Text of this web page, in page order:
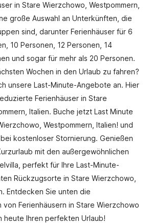
in Stare Wierzchowo, Westpommern,
große Auswahl an Unterkünften, die
sind, darunter Ferienhäuser für 6
10 Personen, 12 Personen, 14
und sogar für mehr als 20 Personen.
Wochen in den Urlaub zu fahren?
unsere Last-Minute-Angebote an. Hier
Ferienhäuser in Stare
Italien. Buche jetzt Last Minute
Westpommern, Italien! und
kostenloser Stornierung. Genießen
mit den außergewöhnlichen
perfekt für Ihre Last-Minute-
Rückzugsorte in Stare Wierzchowo,
Entdecken Sie unten die
Ferienhäusern in Stare Wierzchowo
heute Ihren perfekten Urlaub!